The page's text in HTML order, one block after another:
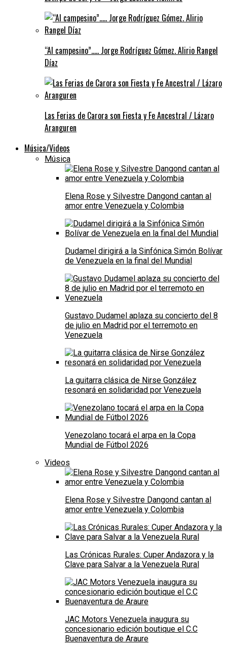
“Al campesino”….. Jorge Rodríguez Gómez. Alirio Rangel
Díaz
Las Ferias de Carora son Fiesta y Fe Ancestral / Lázaro
Aranguren
Música/Videos
Música
Elena Rose y Silvestre Dangond cantan al
amor entre Venezuela y Colombia
Dudamel dirigirá a la Sinfónica Simón Bolívar
de Venezuela en la final del Mundial
Gustavo Dudamel aplaza su concierto del 8
de julio en Madrid por el terremoto en
Venezuela
La guitarra clásica de Nirse González
resonará en solidaridad por Venezuela
Venezolano tocará el arpa en la Copa
Mundial de Fútbol 2026
Videos
Elena Rose y Silvestre Dangond cantan al
amor entre Venezuela y Colombia
Las Crónicas Rurales: Cuper Andazora y la
Clave para Salvar a la Venezuela Rural
JAC Motors Venezuela inaugura su
concesionario edición boutique el C.C
Buenaventura de Araure